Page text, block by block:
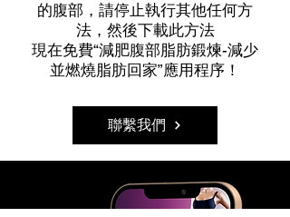
的腹部，請停止執行其他任何方
法，然後下載此方法
現在免費“減肥腹部脂肪鍛煉-減少
並燃燒脂肪回家”應用程序！
聯繫我們